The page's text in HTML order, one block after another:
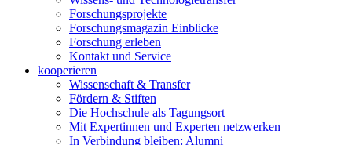
Forschungsprojekte
Forschungsmagazin Einblicke
Forschung erleben
Kontakt und Service
kooperieren
Wissenschaft & Transfer
Fördern & Stiften
Die Hochschule als Tagungsort
Mit Expertinnen und Experten netzwerken
In Verbindung bleiben: Alumni